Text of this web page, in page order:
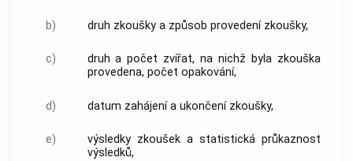
b) druh zkoušky a způsob provedení zkoušky,
c)
druh a počet zvířat, na nichž byla zkouška
provedena, počet opakování,
d) datum zahájení a ukončení zkoušky,
e)
výsledky zkoušek a statistická průkaznost
výsledků,